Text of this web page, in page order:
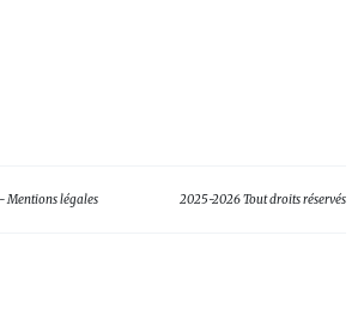
Mentions légales 2025-2026 Tout droits réservés